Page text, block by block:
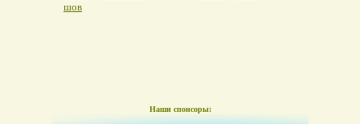
шов
Наши спонсоры: